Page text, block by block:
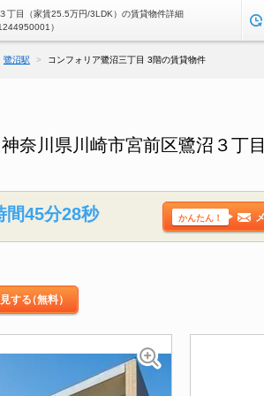
丁目（家賃25.5万円/3LDK）の賃貸物件詳細
）
鷺沼駅 コンフォリア鷺沼三丁目 3階の賃貸物件
奈川県川崎市宮前区鷺沼３丁
間45分27秒 かんたん！
する（無料）